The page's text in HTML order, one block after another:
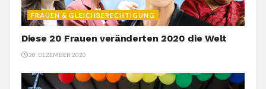
FRAUEN & GLEICHBERECHTIGUNG
Diese 20 Frauen veränderten 2020 die Welt
30. DEZEMBER 2020